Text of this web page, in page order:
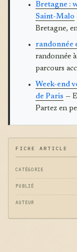
Bretagne :
Saint-Malo
Bretagne,
randonnée
randonnée
parcours
Week-end
de Paris —
Partez en
FICHE ARTICLE
CATÉGORIE
PUBLIÉ
AUTEUR